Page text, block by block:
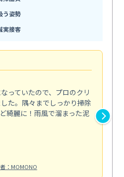
う姿勢
実接客
っていたので、プロのクリ
た。隅々までしっかり掃除
綺麗に！雨風で溜まった泥
：MOMONO